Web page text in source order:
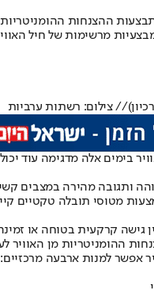
ההצנחות
מרשימות של חיל
צילום: רשתות ערביות
בימים אלה מדגימה
מטוסי תובלה טקטיים
גישה קרקעית בטוחה או
ההומניטריות מן
אפשר למנות ארבעה